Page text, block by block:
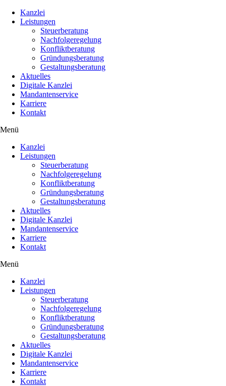
Kanzlei
Leistungen
Steuerberatung
Nachfolgeregelung
Konfliktberatung
Gründungsberatung
Gestaltungsberatung
Aktuelles
Digitale Kanzlei
Mandantenservice
Karriere
Kontakt
Menü
Kanzlei
Leistungen
Steuerberatung
Nachfolgeregelung
Konfliktberatung
Gründungsberatung
Gestaltungsberatung
Aktuelles
Digitale Kanzlei
Mandantenservice
Karriere
Kontakt
Menü
Kanzlei
Leistungen
Steuerberatung
Nachfolgeregelung
Konfliktberatung
Gründungsberatung
Gestaltungsberatung
Aktuelles
Digitale Kanzlei
Mandantenservice
Karriere
Kontakt